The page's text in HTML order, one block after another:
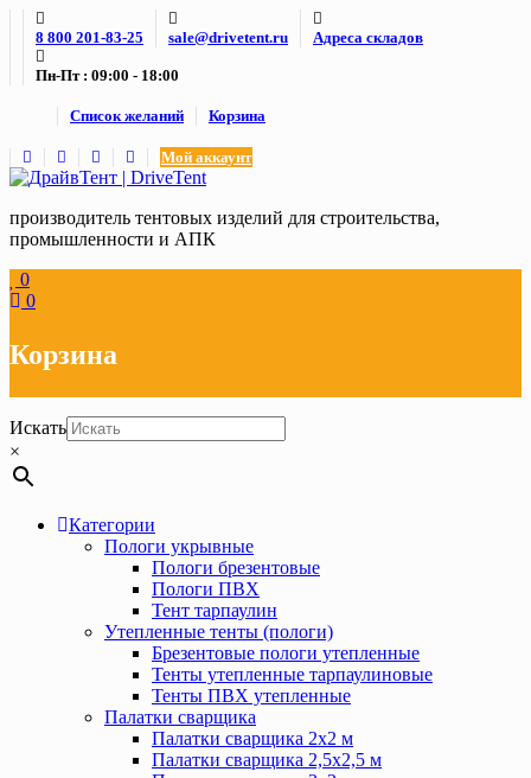
Skip
content
8 800 201-83-25 sale@drivetent.ru Адреса складов
Пн-Пт : 09:00 - 18:00
Список желаний Корзина
Мой аккаунт
производитель тентовых изделий для строительства,
промышленности и АПК
0
0
Корзина
Искать
×
Категории
Пологи укрывные
Пологи брезентовые
Пологи ПВХ
Тент тарпаулин
Утепленные тенты (пологи)
Брезентовые пологи утепленные
Тенты утепленные тарпаулиновые
Тенты ПВХ утепленные
Палатки сварщика
Палатки сварщика 2х2 м
Палатки сварщика 2,5х2,5 м